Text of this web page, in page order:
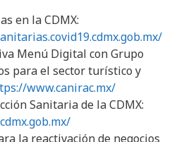
en la CDMX:
Menú Digital con Grupo
para el sector turístico y
www.canirac.mx/
Sanitaria de la CDMX:
la reactivación de negocios